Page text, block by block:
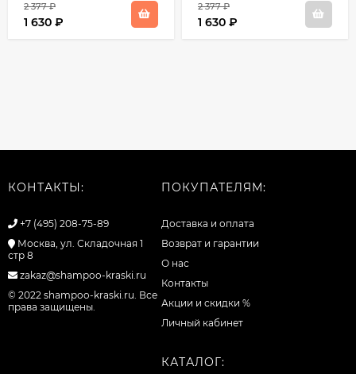
2 377₽
1 630 ₽
2 377₽
1 630 ₽
КОНТАКТЫ:
+7 (495) 208-75-89
Москва, ул. Складочная 1
стр 8
zakaz@shampoo-kraski.ru
© 2022 shampoo-kraski.ru. Все
права защищены.
ПОКУПАТЕЛЯМ:
Доставка и оплата
Возврат и гарантии
О нас
Контакты
Акции и скидки %
Личный кабинет
КАТАЛОГ: